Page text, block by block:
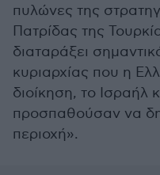
πυλώνες της
Πατρίδας της
διαταράξει
κυριαρχίας που η
διοίκηση, το Ισραήλ
προσπαθούσαν να
περιοχή».